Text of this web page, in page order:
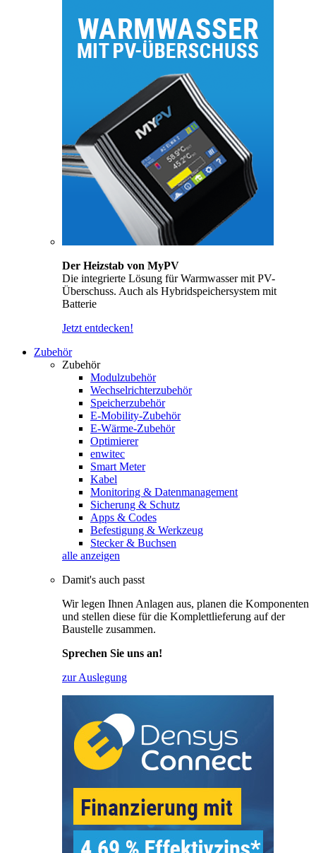
Der Heizstab von MyPV
Die integrierte Lösung für Warmwasser mit PV-
Überschuss. Auch als Hybridspeichersystem mit
Batterie
Jetzt entdecken!
Zubehör
Zubehör
Modulzubehör
Wechselrichterzubehör
Speicherzubehör
E-Mobility-Zubehör
E-Wärme-Zubehör
Optimierer
enwitec
Smart Meter
Kabel
Monitoring & Datenmanagement
Sicherung & Schutz
Apps & Codes
Befestigung & Werkzeug
Stecker & Buchsen
alle anzeigen
Damit's auch passt
Wir legen Ihnen Anlagen aus, planen die Komponenten
und stellen diese für die Komplettlieferung auf der
Baustelle zusammen.
Sprechen Sie uns an!
zur Auslegung